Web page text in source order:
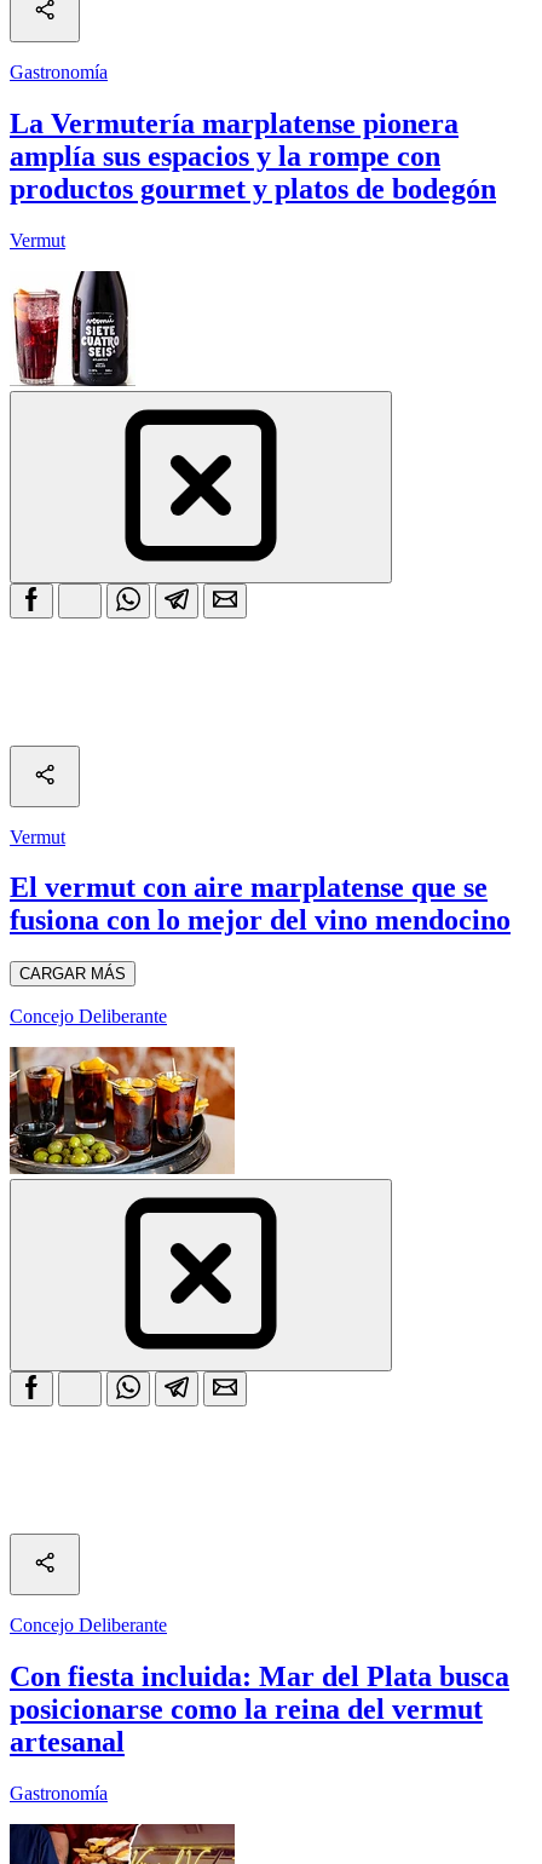
Gastronomía
La Vermutería marplatense pionera
amplía sus espacios y la rompe con
productos gourmet y platos de bodegón
Vermut
Vermut
El vermut con aire marplatense que se
fusiona con lo mejor del vino mendocino
CARGAR MÁS
Concejo Deliberante
Concejo Deliberante
Con fiesta incluida: Mar del Plata busca
posicionarse como la reina del vermut
artesanal
Gastronomía